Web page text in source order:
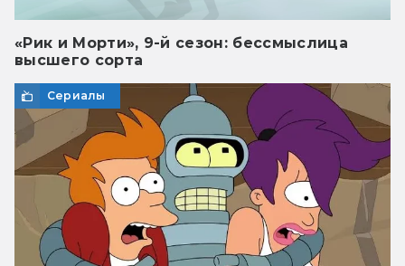
«Рик и Морти», 9-й сезон: бессмыслица
высшего сорта
Сериалы